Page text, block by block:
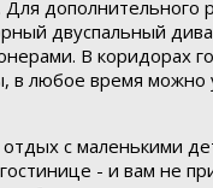
Для дополнительного
двуспальный
В коридорах
в любое время можно
с маленькими
- и вам не